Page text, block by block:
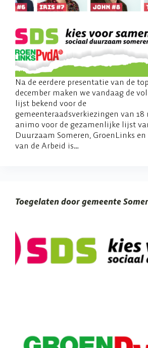
Na de eerdere presentatie van de
december maken we vandaag de
lijst bekend voor de
gemeenteraadsverkiezingen van 18
animo voor de gezamenlijke lijst
Duurzaam Someren, GroenLinks
van de Arbeid is…
Toegelaten door gemeente